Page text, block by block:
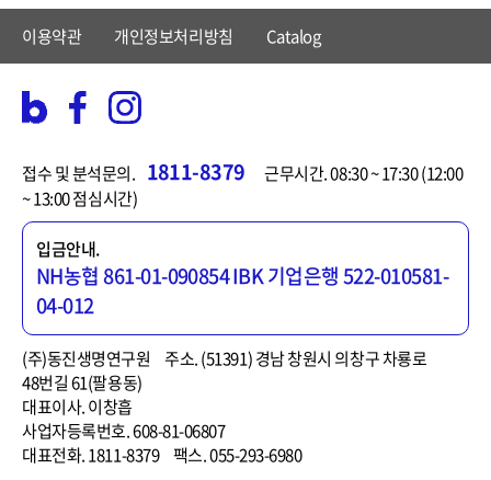
이용약관 개인정보처리방침 Catalog
접수 및 분석문의. 1811-8379
근무시간. 08:30 ~ 17:30 (12:00
~ 13:00 점심시간)
입금안내.
NH농협 861-01-090854IBK 기업은행 522-010581-
04-012
(주)동진생명연구원
주소. (51391) 경남 창원시 의창구 차룡로
48번길 61(팔용동)
대표이사. 이창흡
사업자등록번호. 608-81-06807
대표전화. 1811-8379 팩스. 055-293-6980